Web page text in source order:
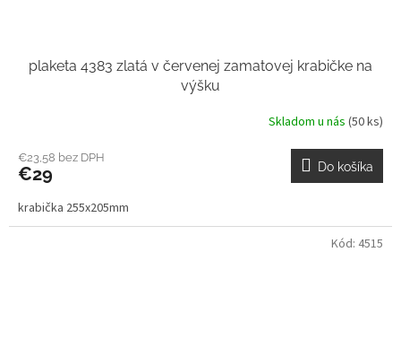
plaketa 4383 zlatá v červenej zamatovej krabičke na
výšku
Skladom u nás (50 ks)
€23,58 bez DPH
€29 Do košíka
krabička 255x205mm
Kód: 4515